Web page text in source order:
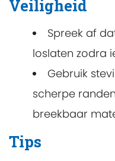
Veiligheid
Spreek af
loslaten zodra
Gebruik
scherpe
breekbaar
Tips